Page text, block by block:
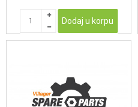
Dodaj u korpu